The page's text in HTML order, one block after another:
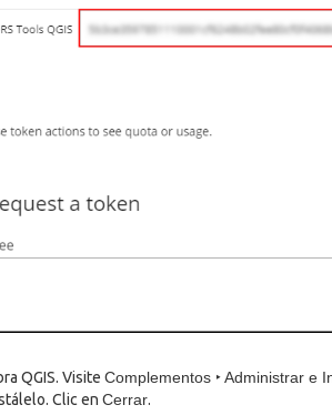
QGIS. Visite Complementos ‣ Administrar e
Clic en Cerrar.